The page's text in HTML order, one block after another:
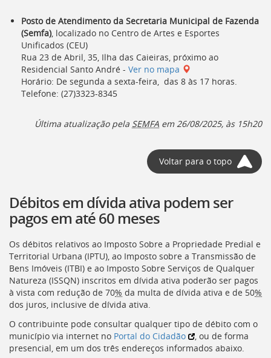
Posto de Atendimento da Secretaria Municipal de Fazenda
(Semfa), localizado no Centro de Artes e Esportes
Unificados (CEU)
Rua 23 de Abril, 35, Ilha das Caieiras, próximo ao
Residencial Santo André - Ver no mapa
Horário: De segunda a sexta-feira, das 8 às 17 horas.
Telefone: (27)3323-8345
Última atualização pela SEMFA em 26/08/2025, às 15h20
Voltar para o topo
Débitos em dívida ativa podem ser
pagos em até 60 meses
Os débitos relativos ao Imposto Sobre a Propriedade Predial e
Territorial Urbana (IPTU), ao Imposto sobre a Transmissão de
Bens Imóveis (ITBI) e ao Imposto Sobre Serviços de Qualquer
Natureza (ISSQN) inscritos em dívida ativa poderão ser pagos
à vista com redução de 70% da multa de dívida ativa e de 50%
dos juros, inclusive de dívida ativa.
O contribuinte pode consultar qualquer tipo de débito com o
município via internet no Portal do Cidadão
, ou de forma
presencial, em um dos três endereços informados abaixo.